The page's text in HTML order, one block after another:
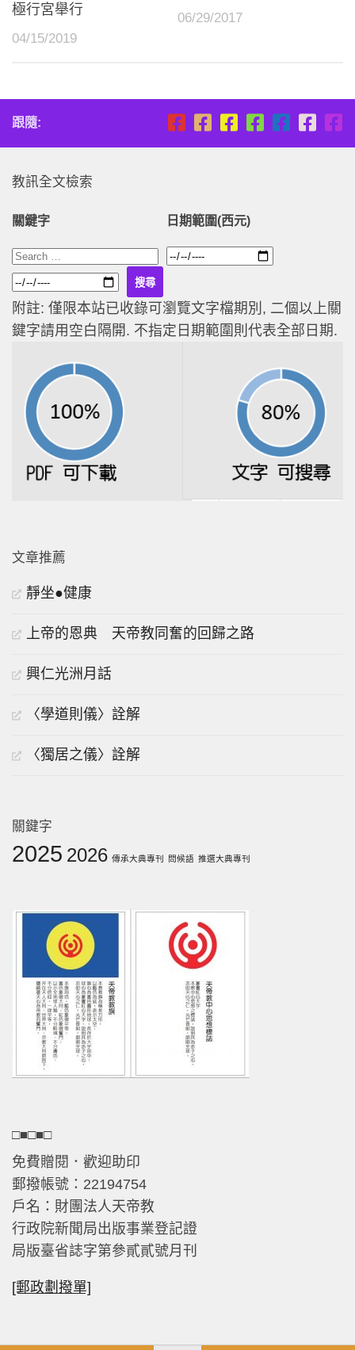
極行宮舉行
04/15/2019
06/29/2017
跟隨:
教訊全文檢索
關鍵字 日期範圍(西元)
附註: 僅限本站已收錄可瀏覽文字檔期別, 二個以上關
鍵字請用空白隔開. 不指定日期範圍則代表全部日期.
文章推薦
靜坐●健康
上帝的恩典 天帝教同奮的回歸之路
興仁光洲月話
〈學道則儀〉詮解
〈獨居之儀〉詮解
關鍵字
2025 2026 傳承大典專刊 問候語 推選大典專刊
□■□■□
免費贈閱．歡迎助印
郵撥帳號：22194754
戶名：財團法人天帝教
行政院新聞局出版事業登記證
局版臺省誌字第參貳貳號月刊
[郵政劃撥單]